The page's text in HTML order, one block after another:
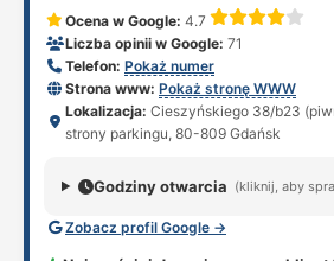
Ocena w Google: 4.7
Liczba opinii w Google: 71
Telefon: Pokaż numer
Strona www: Pokaż stronę WWW
Lokalizacja: Cieszyńskiego 38/b23
strony parkingu, 80-809 Gdańsk
Godziny otwarcia (kliknij, aby
Zobacz profil Google →